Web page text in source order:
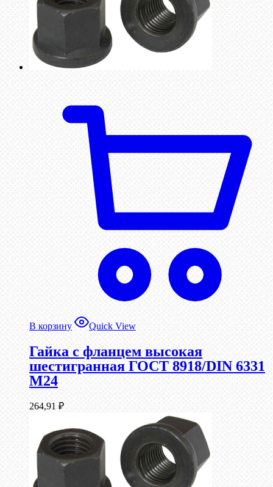
В корзину Quick View
Гайка с фланцем высокая
шестигранная ГОСТ 8918/DIN 6331
М24
264,91 ₽